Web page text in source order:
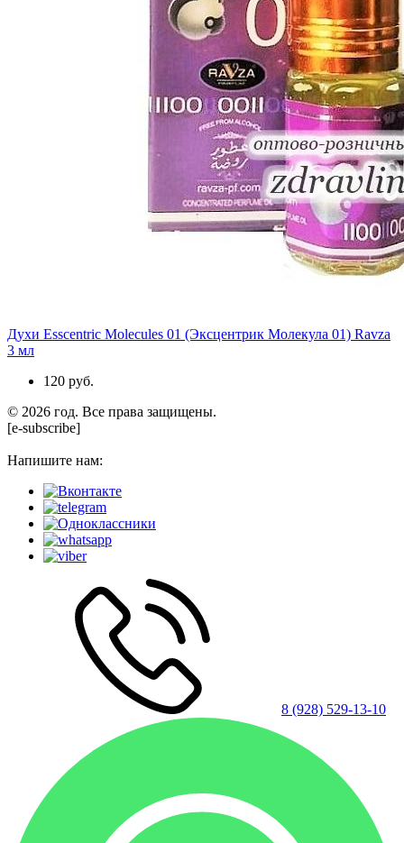
Духи Esscentric Molecules 01 (Эксцентрик Молекула 01) Ravza
3 мл
120 руб.
© 2026 год. Все права защищены.
[e-subscribe]
Напишите нам:
8 (928) 529-13-10